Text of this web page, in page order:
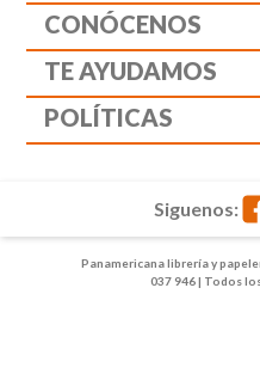
CONÓCENOS
TE AYUDAMOS
POLÍTICAS
Panamericana librería y
037 946 | Todos
Siguenos: